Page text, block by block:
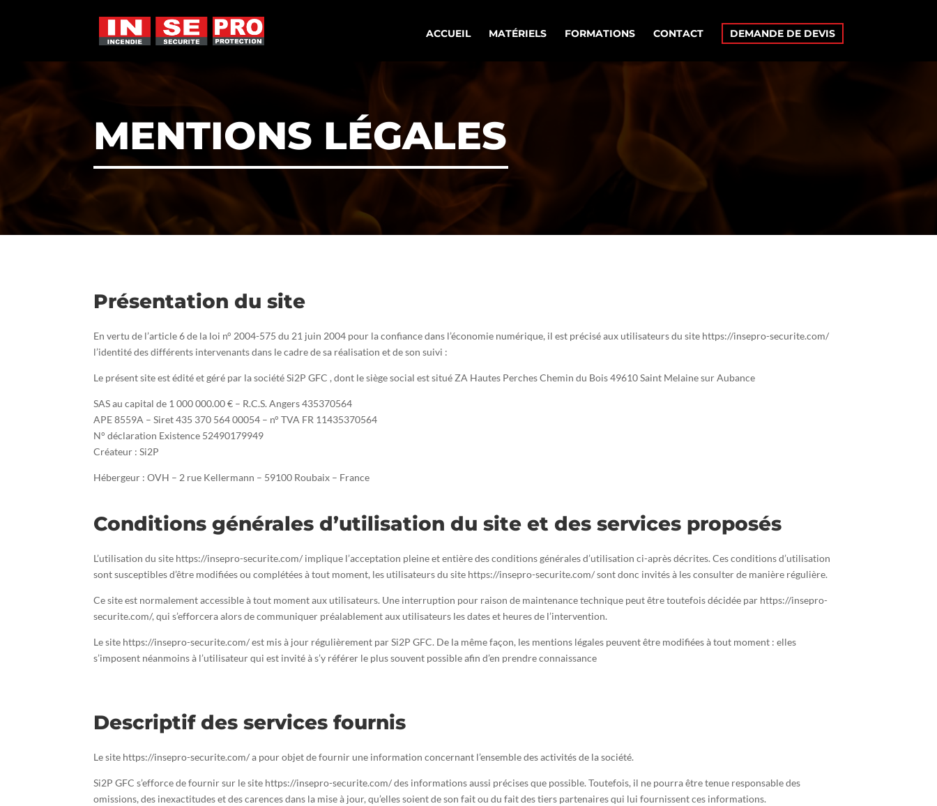
ACCUEIL MATÉRIELS FORMATIONS CONTACT DEMANDE DE DEVIS
MENTIONS LÉGALES
Présentation du site
En vertu de l’article 6 de la loi n° 2004-575 du 21 juin 2004 pour la confiance dans l’économie numérique, il est précisé aux utilisateurs du site https://insepro-securite.com/
l’identité des différents intervenants dans le cadre de sa réalisation et de son suivi :
Le présent site est édité et géré par la société Si2P GFC , dont le siège social est situé ZA Hautes Perches Chemin du Bois 49610 Saint Melaine sur Aubance
SAS au capital de 1 000 000.00 € – R.C.S. Angers 435370564
APE 8559A – Siret 435 370 564 00054 – n° TVA FR 11435370564
N° déclaration Existence 52490179949
Créateur : Si2P
Hébergeur : OVH – 2 rue Kellermann – 59100 Roubaix – France
Conditions générales d’utilisation du site et des services proposés
L’utilisation du site https://insepro-securite.com/ implique l’acceptation pleine et entière des conditions générales d’utilisation ci-après décrites. Ces conditions d’utilisation
sont susceptibles d’être modifiées ou complétées à tout moment, les utilisateurs du site https://insepro-securite.com/ sont donc invités à les consulter de manière régulière.
Ce site est normalement accessible à tout moment aux utilisateurs. Une interruption pour raison de maintenance technique peut être toutefois décidée par https://insepro-
securite.com/, qui s’efforcera alors de communiquer préalablement aux utilisateurs les dates et heures de l’intervention.
Le site https://insepro-securite.com/ est mis à jour régulièrement par Si2P GFC. De la même façon, les mentions légales peuvent être modifiées à tout moment : elles
s’imposent néanmoins à l’utilisateur qui est invité à s’y référer le plus souvent possible afin d’en prendre connaissance
Descriptif des services fournis
Le site https://insepro-securite.com/ a pour objet de fournir une information concernant l’ensemble des activités de la société.
Si2P GFC s’efforce de fournir sur le site https://insepro-securite.com/ des informations aussi précises que possible. Toutefois, il ne pourra être tenue responsable des
omissions, des inexactitudes et des carences dans la mise à jour, qu’elles soient de son fait ou du fait des tiers partenaires qui lui fournissent ces informations.